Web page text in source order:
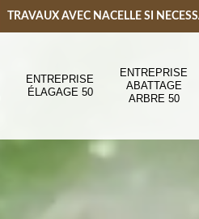
TRAVAUX AVEC NACELLE SI
ENTREPRISE
ÉLAGAGE 50
ENTREPRISE
ABATTAGE
ARBRE 50